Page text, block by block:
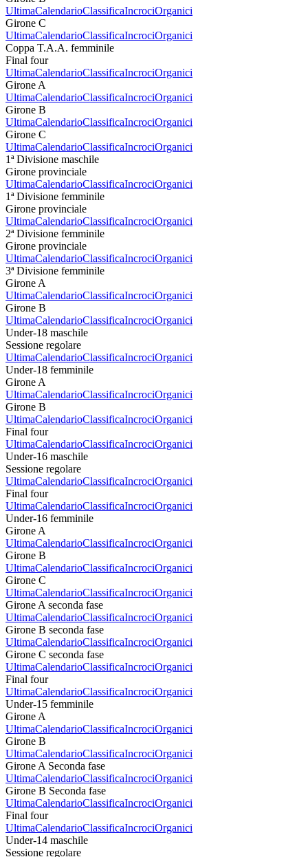
UltimaCalendarioClassificaIncrociOrganici
Girone C
UltimaCalendarioClassificaIncrociOrganici
Coppa T.A.A. femminile
Final four
UltimaCalendarioClassificaIncrociOrganici
Girone A
UltimaCalendarioClassificaIncrociOrganici
Girone B
UltimaCalendarioClassificaIncrociOrganici
Girone C
UltimaCalendarioClassificaIncrociOrganici
1ª Divisione maschile
Girone provinciale
UltimaCalendarioClassificaIncrociOrganici
1ª Divisione femminile
Girone provinciale
UltimaCalendarioClassificaIncrociOrganici
2ª Divisione femminile
Girone provinciale
UltimaCalendarioClassificaIncrociOrganici
3ª Divisione femminile
Girone A
UltimaCalendarioClassificaIncrociOrganici
Girone B
UltimaCalendarioClassificaIncrociOrganici
Under-18 maschile
Sessione regolare
UltimaCalendarioClassificaIncrociOrganici
Under-18 femminile
Girone A
UltimaCalendarioClassificaIncrociOrganici
Girone B
UltimaCalendarioClassificaIncrociOrganici
Final four
UltimaCalendarioClassificaIncrociOrganici
Under-16 maschile
Sessione regolare
UltimaCalendarioClassificaIncrociOrganici
Final four
UltimaCalendarioClassificaIncrociOrganici
Under-16 femminile
Girone A
UltimaCalendarioClassificaIncrociOrganici
Girone B
UltimaCalendarioClassificaIncrociOrganici
Girone C
UltimaCalendarioClassificaIncrociOrganici
Girone A seconda fase
UltimaCalendarioClassificaIncrociOrganici
Girone B seconda fase
UltimaCalendarioClassificaIncrociOrganici
Girone C seconda fase
UltimaCalendarioClassificaIncrociOrganici
Final four
UltimaCalendarioClassificaIncrociOrganici
Under-15 femminile
Girone A
UltimaCalendarioClassificaIncrociOrganici
Girone B
UltimaCalendarioClassificaIncrociOrganici
Girone A Seconda fase
UltimaCalendarioClassificaIncrociOrganici
Girone B Seconda fase
UltimaCalendarioClassificaIncrociOrganici
Final four
UltimaCalendarioClassificaIncrociOrganici
Under-14 maschile
Sessione regolare